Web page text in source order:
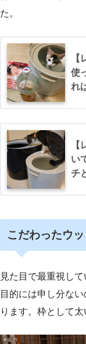
た。
使
れ
い
チ
こだわったウッ
見た目で最重視し
目的には申し分な
ります。枠として